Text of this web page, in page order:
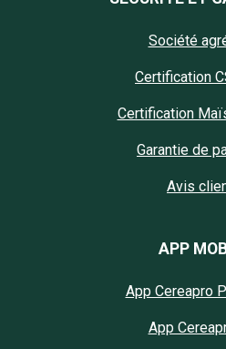
Société
Certification
Certification
Garantie de
Avis
APP
App Cereapro
App